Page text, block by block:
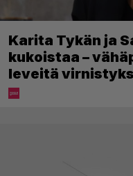
Karita Tykän ja
kukoistaa –
leveitä